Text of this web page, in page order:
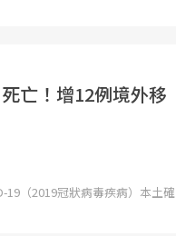
亡！增12例境外移
19（2019冠狀病毒疾病）本土確